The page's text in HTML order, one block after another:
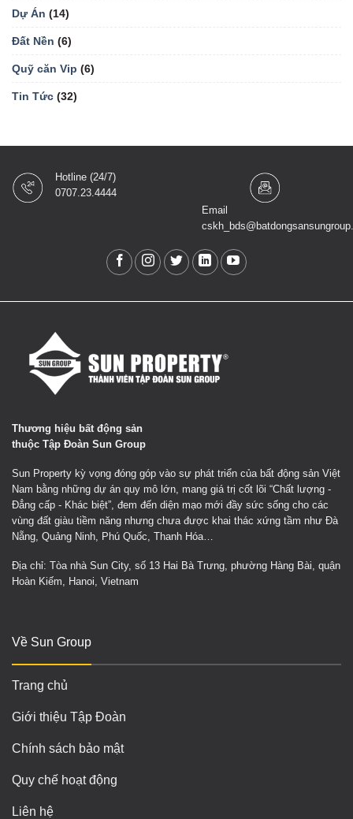
Dự Án (14)
Đất Nền (6)
Quỹ căn Vip (6)
Tin Tức (32)
Hotline (24/7)
0707.23.4444
Email
Thương hiệu bất động sản
thuộc Tập Đoàn Sun Group
Sun Property kỳ vọng đóng góp vào sự phát triển của bất động sản Việt
Nam bằng những dự án quy mô lớn, mang giá trị cốt lõi “Chất lượng -
Đẳng cấp - Khác biệt”, đem đến diện mạo mới đầy sức sống cho các
vùng đất giàu tiềm năng nhưng chưa được khai thác xứng tầm như Đà
Nẵng, Quảng Ninh, Phú Quốc, Thanh Hóa…
Địa chỉ: Tòa nhà Sun City, số 13 Hai Bà Trưng, phường Hàng Bài, quận
Hoàn Kiếm, Hanoi, Vietnam
Về Sun Group
Trang chủ
Giới thiệu Tập Đoàn
Chính sách bảo mật
Quy chế hoạt động
Liên hệ